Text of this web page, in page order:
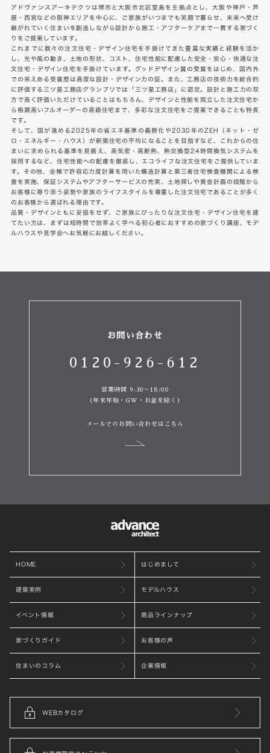
アドヴァンスアーキテクツは堺市と大阪市北区堂島を主拠点とし、大阪や神戸・芦
屋・西宮などの阪神エリアを中心に、ご家族がいつまでも笑顔で暮らせ、未来へ受け
継がれていく住まいを創造しながら設計から施工・アフターケアまで一貫する家づく
りをご提案しています。
これまでに数々の注文住宅・デザイン住宅を手掛けてきた豊富な実績と経験を活か
し、光や風の動き、土地の形状、コスト、住宅性能に配慮した安全・安心・快適な注
文住宅・デザイン住宅を手掛けています。グッドデザイン賞の受賞をはじめ、国内外
での栄えある受賞歴は高度な設計・デザイン力の証。また、工務店の技術力を総合的
に評価する三ツ星工務店グランプリでは「三ツ星工務店」に認定。設計と施工力の双
方で高く評価いただけていることはもちろん、デザインと性能を両立した注文住宅か
ら格調高いフルオーダーの高級住宅まで、多彩な注文住宅をご提案できることも特長
です。
そして、国が進める2025年の省エネ基準の義務化や2030年のZEH（ネット・ゼ
ロ・エネルギー・ハウス）が新築住宅の平均になることを目指すなど、これからの住
まいに求められる基準を見据え、高気密・高断熱、熱交換型24時間換気システムを
採用するなど、住宅性能への配慮を徹底し、エコライフな注文住宅をご提供していま
す。その他、全棟で許容応力度計算を用いた構造計算と第三者住宅検査機関による検
査を実施、保証システムやアフターサービスの充実、土地探しや資金計画の段階から
お客様に寄り添う姿勢や家族のライフスタイルを尊重した注文住宅であることが多く
のお客様から選ばれる理由です。
品質・デザインともに妥協をせず、ご家族にぴったりな注文住宅・デザイン住宅を建
てたい方は、まずは短時間で効率よく学べる初心者におすすめの家づくり講座、モデ
ルハウスや見学会へお気軽にお越しください。
お問い合わせ
0120-926-612
営業時間 9:30～18:00
（年末年始・GW・お盆を除く）
メールでのお問い合わせはこちら
HOME はじめまして
建築実例 モデルハウス
イベント情報 商品ラインナップ
家づくりガイド お客様の声
住まいのコラム 企業情報
WEBカタログ